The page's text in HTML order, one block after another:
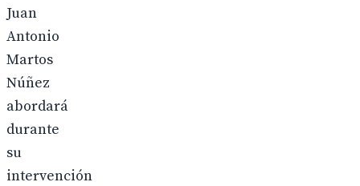
Juan
Antonio
Martos
Núñez
abordará
durante
su
intervención